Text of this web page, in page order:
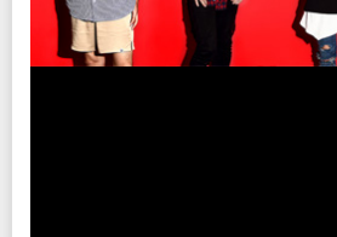
※0570で始まる電話番号は、一部携帯・PHS不可